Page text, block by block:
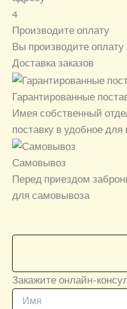
4
Производите оплату
Вы производите
Доставка заказов
Гарантированные
Имея собственный
поставку в удобное для
Самовывоз
Перед приездом
для самовывоза
Закажите онлайн-